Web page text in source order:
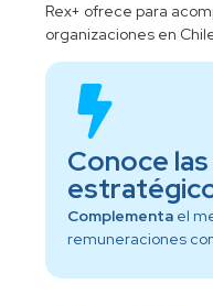
Rex+ ofrece para
organizaciones en
Conoce
Complementa el
remuneraciones